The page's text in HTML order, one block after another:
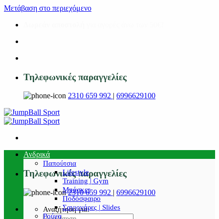
Μετάβαση στο περιεχόμενο
Τηλεφωνικές παραγγελίες
2310 659 992 | 6996629100
Τηλεφωνικές παραγγελίες
2310 659 992 | 6996629100
Αναζήτηση για:
Ανδρικά
Παπούτσια
Lifestyle
Training | Gym
Μπάσκετ
Ποδόσφαιρο
Σαγιονάρες | Slides
Ρούχα